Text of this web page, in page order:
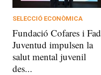
SELECCIÓ ECONÒMICA
Fundació Cofares i Fad
Juventud impulsen la
salut mental juvenil
des...